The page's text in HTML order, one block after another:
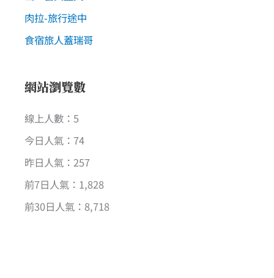
肉拉-旅行途中
食宿旅人蓋瑞哥
網站瀏覽數
線上人數：5
今日人氣：74
昨日人氣：257
前7日人氣：1,828
前30日人氣：8,718